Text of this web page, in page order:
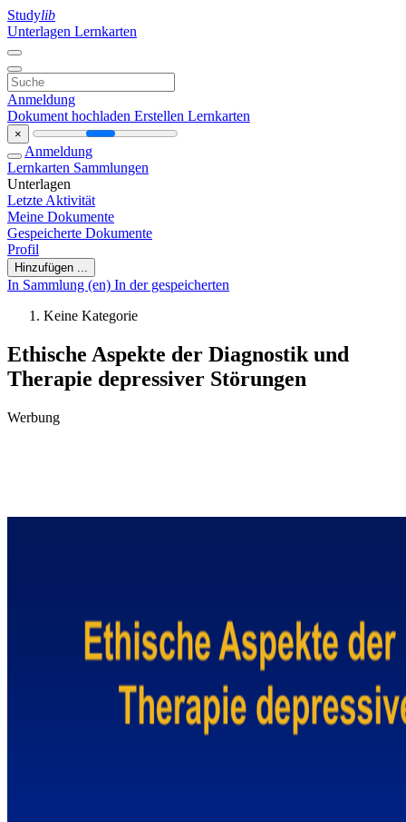
Studylib
Unterlagen Lernkarten
Anmeldung
Dokument hochladen Erstellen Lernkarten
×
Anmeldung
Lernkarten Sammlungen
Unterlagen
Letzte Aktivität
Meine Dokumente
Gespeicherte Dokumente
Profil
Hinzufügen ...
In Sammlung (en) In der gespeicherten
Keine Kategorie
Ethische Aspekte der Diagnostik und
Therapie depressiver Störungen
Werbung